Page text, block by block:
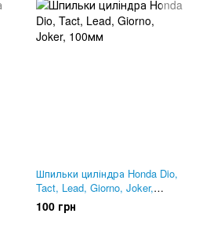
Шпильки циліндра Honda Dio,
Tact, Lead, Giorno, Joker,
100мм
100 грн